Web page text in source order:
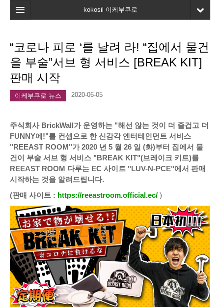
kokosil 이케부쿠로
지도
최신정보
고객평가
마이페이지
즐겨찾기
“코로나 피로 ‘를 날려 라! “집에서 물건
을 부술”서브 형 서비스 [BREAK KIT]
판매 시작
이케부쿠로 뉴스 2020-06-05
주식회사 BrickWall가 운영하는 "해선 않는 것이 더 즐겁고 더
FUNNY에!"를 컨셉으로 한 신감각 엔터테인먼트 서비스
"REEAST ROOM"가 2020 년 5 월 26 일 (화)부터 집에서 물
건이 부술 서브 형 서비스 "BREAK KIT"(브레이크 키트)를
REEAST ROOM 다루는 EC 사이트 "LUV-N-PCE"에서 판매
시작하는 것을 알려드립니다.
(판매 사이트 : https://reeastroom.official.ec/ )